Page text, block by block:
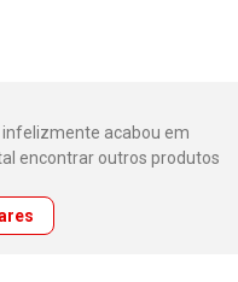
acabou em
encontrar outros produtos